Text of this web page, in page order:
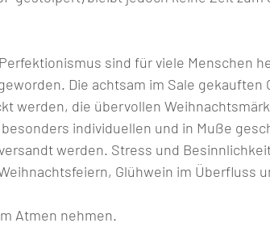
sind für viele Menschen
Die achtsam im Sale gekauften
werden, die übervollen
individuellen und in Muße
werden. Stress und
Glühwein im Überfluss
Atmen nehmen.